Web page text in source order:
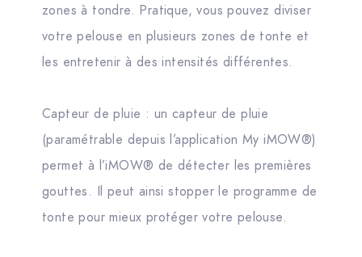
zones à tondre. Pratique, vous pouvez diviser
votre pelouse en plusieurs zones de tonte et
les entretenir à des intensités différentes.
Capteur de pluie : un capteur de pluie
(paramétrable depuis l’application My iMOW®)
permet à l’iMOW® de détecter les premières
gouttes. Il peut ainsi stopper le programme de
tonte pour mieux protéger votre pelouse.